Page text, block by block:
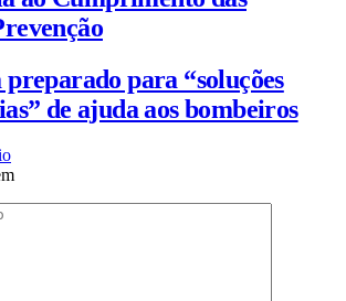
preparado para “soluções
de ajuda aos bombeiros